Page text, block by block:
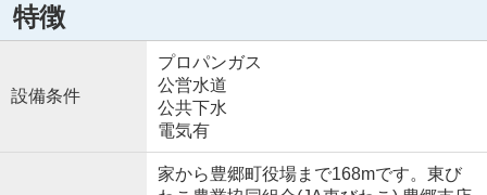
特徴
設備条件
プロパンガス
公営水道
公共下水
電気有
家から豊郷町役場まで168mです。東び